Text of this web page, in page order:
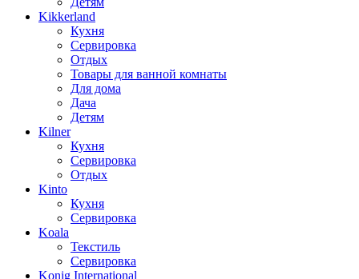
Kikkerland
Кухня
Сервировка
Отдых
Товары для ванной комнаты
Для дома
Дача
Детям
Kilner
Кухня
Сервировка
Отдых
Kinto
Кухня
Сервировка
Koala
Текстиль
Сервировка
Konig International